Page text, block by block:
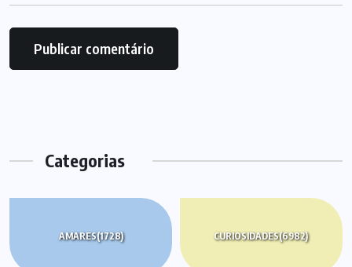
Categorias
AMARES(1728) CURIOSIDADES(6982)